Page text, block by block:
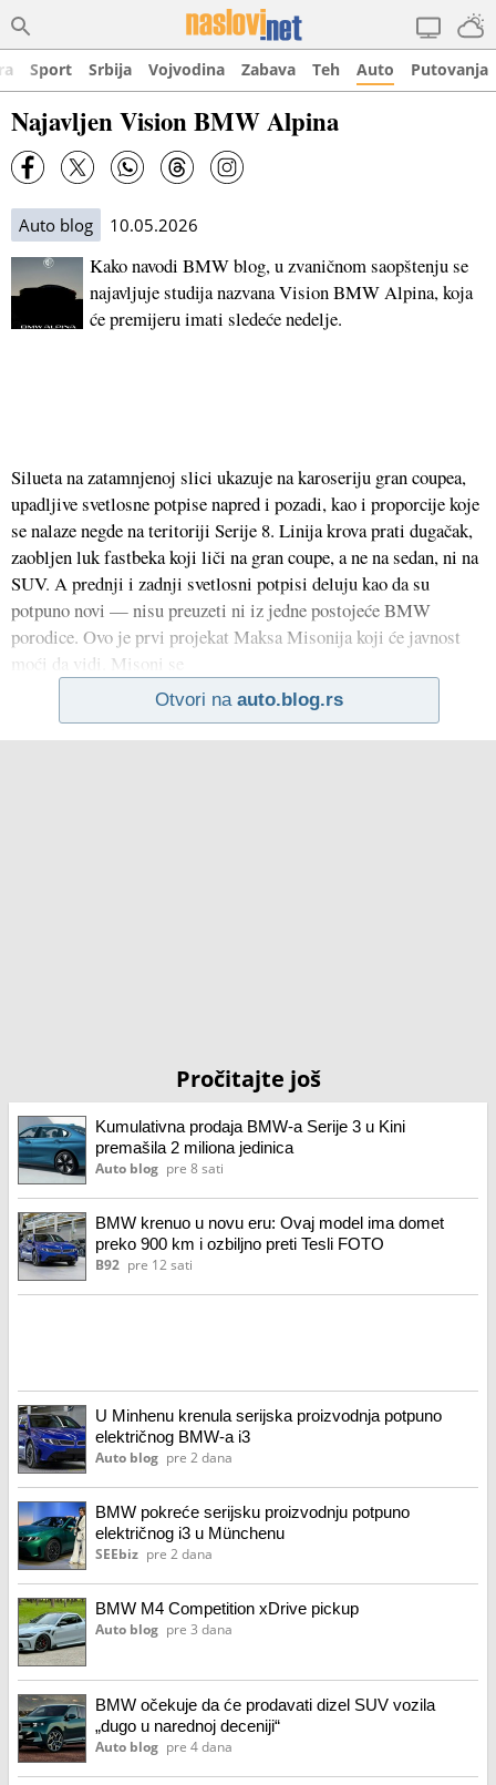
Sport Srbija Vojvodina Zabava Teh Auto Putovanja
Najavljen Vision BMW Alpina
Auto blog 10.05.2026
Kako navodi BMW blog, u zvaničnom saopštenju se
najavljuje studija nazvana Vision BMW Alpina, koja
će premijeru imati sledeće nedelje.
Silueta na zatamnjenoj slici ukazuje na karoseriju gran coupea,
upadljive svetlosne potpise napred i pozadi, kao i proporcije koje
se nalaze negde na teritoriji Serije 8. Linija krova prati dugačak,
zaobljen luk fastbeka koji liči na gran coupe, a ne na sedan, ni na
SUV. A prednji i zadnji svetlosni potpisi deluju kao da su
potpuno novi — nisu preuzeti ni iz jedne postojeće BMW
porodice. Ovo je prvi projekat Maksa Misonija koji će javnost
moći da vidi. Misoni se
Otvori na auto.blog.rs
Pročitajte još
Kumulativna prodaja BMW-a Serije 3 u Kini
premašila 2 miliona jedinica
Auto blog pre 8 sati
BMW krenuo u novu eru: Ovaj model ima domet
preko 900 km i ozbiljno preti Tesli FOTO
B92 pre 12 sati
U Minhenu krenula serijska proizvodnja potpuno
električnog BMW-a i3
Auto blog pre 2 dana
BMW pokreće serijsku proizvodnju potpuno
električnog i3 u Münchenu
SEEbiz pre 2 dana
BMW M4 Competition xDrive pickup
Auto blog pre 3 dana
BMW očekuje da će prodavati dizel SUV vozila
„dugo u narednoj deceniji“
Auto blog pre 4 dana